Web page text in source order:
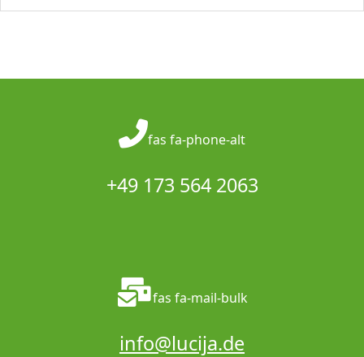
fas fa-phone-alt
+49 173 564 2063
fas fa-mail-bulk
info@lucija.de